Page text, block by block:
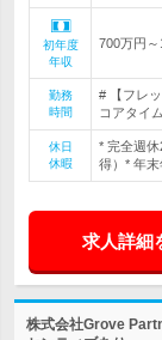
初年度
年収
700万円～
勤務
時間
# 【フレ
コアタイ
休日
休暇
* 完全週
得）* 年
求人詳細
株式会社Grove